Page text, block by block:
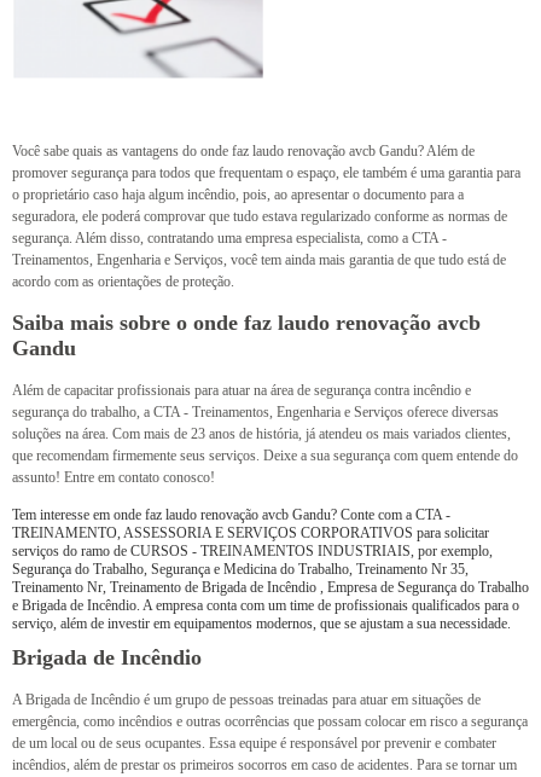
Você sabe quais as vantagens do onde faz laudo renovação avcb Gandu? Além de
promover segurança para todos que frequentam o espaço, ele também é uma garantia para
o proprietário caso haja algum incêndio, pois, ao apresentar o documento para a
seguradora, ele poderá comprovar que tudo estava regularizado conforme as normas de
segurança. Além disso, contratando uma empresa especialista, como a CTA -
Treinamentos, Engenharia e Serviços, você tem ainda mais garantia de que tudo está de
acordo com as orientações de proteção.
Saiba mais sobre o onde faz laudo renovação avcb
Gandu
Além de capacitar profissionais para atuar na área de segurança contra incêndio e
segurança do trabalho, a CTA - Treinamentos, Engenharia e Serviços oferece diversas
soluções na área. Com mais de 23 anos de história, já atendeu os mais variados clientes,
que recomendam firmemente seus serviços. Deixe a sua segurança com quem entende do
assunto! Entre em contato conosco!
Tem interesse em onde faz laudo renovação avcb Gandu? Conte com a CTA -
TREINAMENTO, ASSESSORIA E SERVIÇOS CORPORATIVOS para solicitar
serviços do ramo de CURSOS - TREINAMENTOS INDUSTRIAIS, por exemplo,
Segurança do Trabalho, Segurança e Medicina do Trabalho, Treinamento Nr 35,
Treinamento Nr, Treinamento de Brigada de Incêndio , Empresa de Segurança do Trabalho
e Brigada de Incêndio. A empresa conta com um time de profissionais qualificados para o
serviço, além de investir em equipamentos modernos, que se ajustam a sua necessidade.
Brigada de Incêndio
A Brigada de Incêndio é um grupo de pessoas treinadas para atuar em situações de
emergência, como incêndios e outras ocorrências que possam colocar em risco a segurança
de um local ou de seus ocupantes. Essa equipe é responsável por prevenir e combater
incêndios, além de prestar os primeiros socorros em caso de acidentes. Para se tornar um